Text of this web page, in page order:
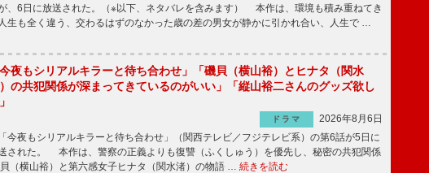
、6日に放送された。（※以下、ネタバレを含みます） 本作は、環境も積み重ねてき
生も全く違う、交わるはずのなかった歳の差の男女が静かに引かれ合い、人生で …
今夜もシリアルキラーと待ち合わせ」「磯貝（横山裕）とヒナタ（関水
の共犯関係が深まってきているのがいい」「縦山裕二さんのグッズ欲し
ドラマ
2026年8月6日
今夜もシリアルキラーと待ち合わせ」（関西テレビ／フジテレビ系）の第6話が5日に
された。 本作は、警察の正義よりも復讐（ふくしゅう）を優先し、秘密の共犯関係
（横山裕）と第六感女子ヒナタ（関水渚）の物語 … 続きを読む